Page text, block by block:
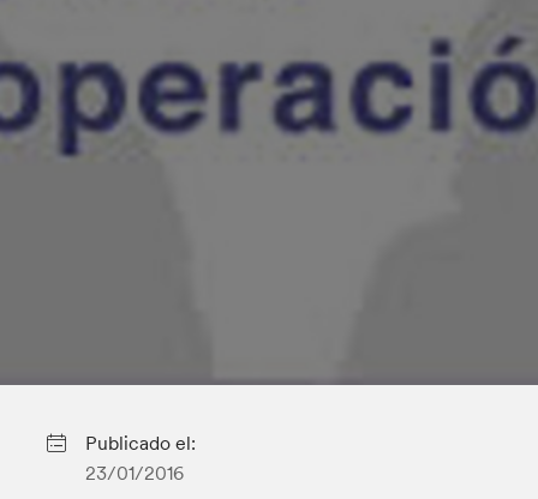
Publicado el:
23/01/2016